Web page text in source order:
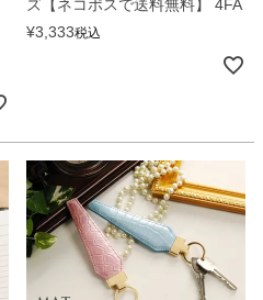
ズ【ネコポスで送料無料】 4FA
¥3,333税込